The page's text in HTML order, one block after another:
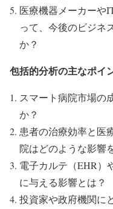
医療機器メーカーや
って、今後のビジネ
か？
包括的分析の主なポイ
スマート病院市場の
か？
患者の治療効率と医
院はどのような影響
電子カルテ（EHR）
に与える影響とは？
投資家や政府機関に